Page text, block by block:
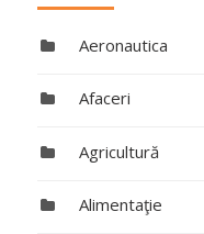
Aeronautica
Afaceri
Agricultură
Alimentaţie